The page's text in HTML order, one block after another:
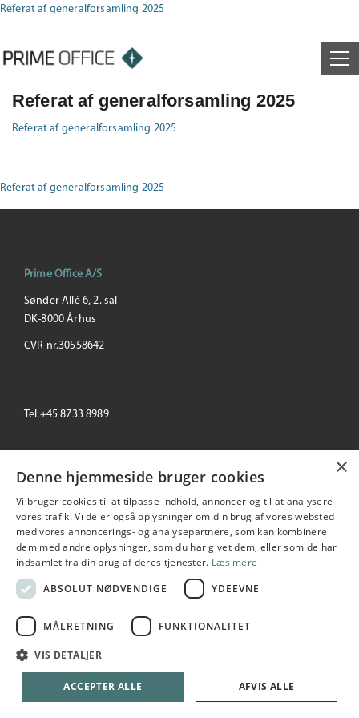
Referat af generalforsamling 2025
Referat af generalforsamling 2025
Referat af generalforsamling 2025
Referat af generalforsamling 2025
Prime Office A/S
Sønder Allé 6, 2. sal
DK-8000 Århus
CVR nr.30558642
Tel:+45 8733 8989
Prime Office
Seneste
195,00
1.04 %
×
Denne hjemmeside bruger cookies
Vi bruger cookies til at tilpasse indhold, annoncer og til at analysere
vores trafik. Vi deler også oplysninger om din brug af vores websted
med vores annoncerings- og analysepartnere, som kan kombinere
dem med andre oplysninger, som du har givet dem, eller som de har
indsamlet fra din brug af deres tjenester. Læs mere
ABSOLUT NØDVENDIGE
YDEEVNE
MÅLRETNING FUNKTIONALITET
VIS DETALJER
ACCEPTER ALLE AFVIS ALLE